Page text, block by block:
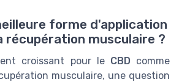
forme d'application
récupération musculaire ?
croissant pour le CBD comme
musculaire, une question